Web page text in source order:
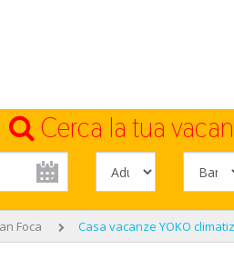
Cerca la tua
Foca Casa vacanze YOKO